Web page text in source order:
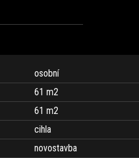
osobní
61 m2
61 m2
cihla
novostavba